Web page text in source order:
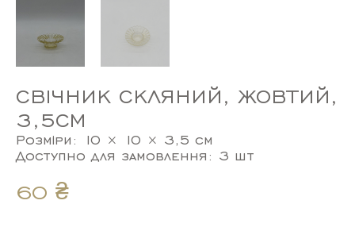
СВІЧНИК СКЛЯНИЙ, ЖОВТИЙ,
3,5СМ
Розміри: 10 × 10 × 3,5 см
Доступно для замовлення: 3 шт
60 ₴